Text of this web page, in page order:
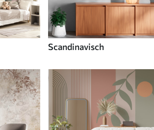
Scandinavisch